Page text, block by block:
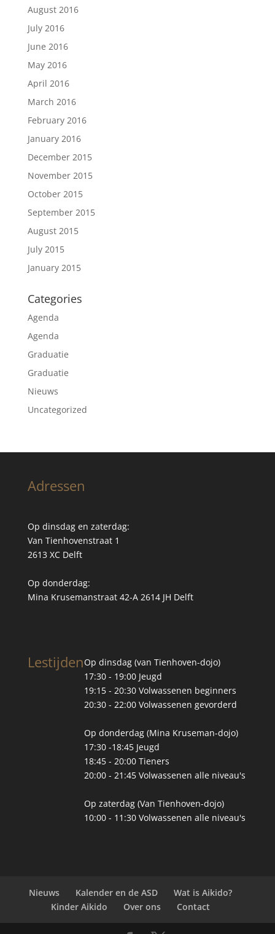
August 2016
July 2016
June 2016
May 2016
April 2016
March 2016
February 2016
January 2016
December 2015
November 2015
October 2015
September 2015
August 2015
July 2015
January 2015
Categories
Agenda
Agenda
Graduatie
Graduatie
Nieuws
Uncategorized
Adressen
Op dinsdag en zaterdag:
Van Tienhovenstraat 1
2613 XC Delft
Op donderdag:
Mina Krusemanstraat 42-A 2614 JH Delft
LestijdenOp dinsdag (van Tienhoven-dojo)
17:30 - 19:00 Jeugd
19:15 - 20:30 Volwassenen beginners
20:30 - 22:00 Volwassenen gevorderd
Op donderdag (Mina Kruseman-dojo)
17:30 -18:45 Jeugd
18:45 - 20:00 Tieners
20:00 - 21:45 Volwassenen alle niveau's
Op zaterdag (Van Tienhoven-dojo)
10:00 - 11:30 Volwassenen alle niveau's
Nieuws Kalender en de ASD
Wat is Aikido?
Kinder Aikido
Over ons Contact